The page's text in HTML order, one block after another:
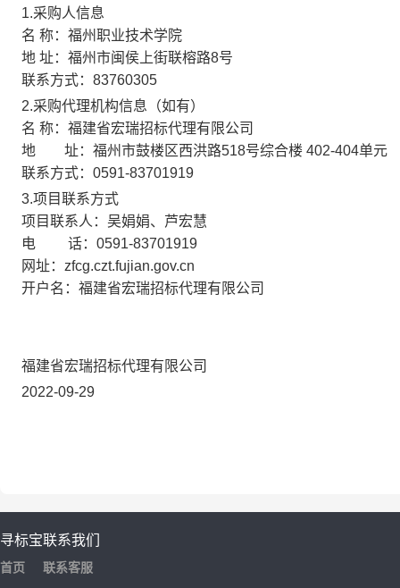
1.采购人信息
名 称： 福州职业技术学院
地 址： 福州市闽侯上街联榕路8号
联系方式： 83760305
2.采购代理机构信息（如有）
名 称： 福建省宏瑞招标代理有限公司
地 址： 福州市鼓楼区西洪路518号综合楼 402-404单元
联系方式： 0591-83701919
3.项目联系方式
项目联系人：吴娟娟、芦宏慧
电 话： 0591-83701919
网址：zfcg.czt.fujian.gov.cn
开户名： 福建省宏瑞招标代理有限公司
福建省宏瑞招标代理有限公司
2022-09-29
寻标宝
首页
联系我们
联系客服